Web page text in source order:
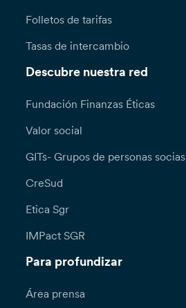
Folletos de tarifas
Tasas de intercambio
Descubre nuestra red
Fundación Finanzas Éticas
Valor social
GITs- Grupos de personas socias
CreSud
Etica Sgr
IMPact SGR
Para profundizar
Área prensa